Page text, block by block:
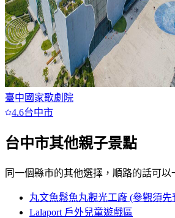
臺中國家歌劇院
4.6台中市
台中市其他親子景點
同一個縣市的其他選擇，順路的話可以
丸文魚鬆魚丸觀光工廠 (參觀須先
Lalaport 戶外兒童遊戲區